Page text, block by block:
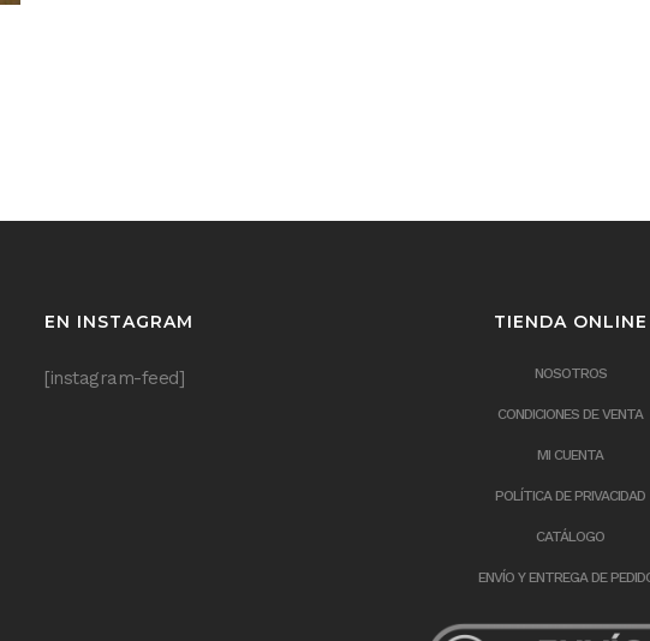
EN INSTAGRAM
[instagram-feed]
TIENDA ONLINE
NOSOTROS
CONDICIONES DE VENTA
MI CUENTA
POLÍTICA DE PRIVACIDAD
CATÁLOGO
ENVÍO Y ENTREGA DE